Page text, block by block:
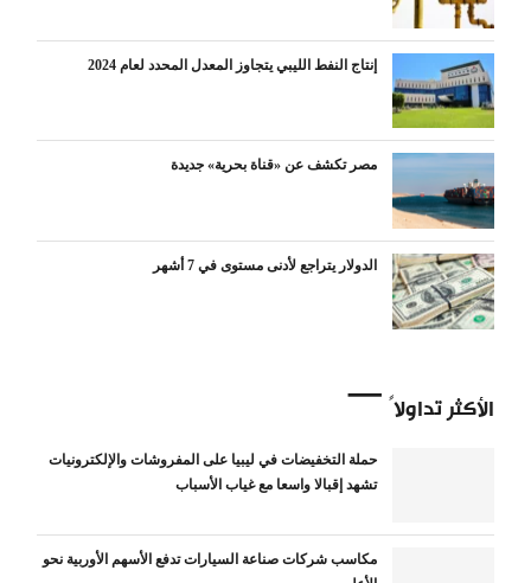
إنتاج النفط الليبي يتجاوز المعدل المحدد لعام 2024
مصر تكشف عن «قناة بحرية» جديدة
الدولار يتراجع لأدنى مستوى في 7 أشهر
الأكثر تداولاً
حملة التخفيضات في ليبيا على المفروشات والإلكترونيات
تشهد إقبالا واسعا مع غياب الأسباب
مكاسب شركات صناعة السيارات تدفع الأسهم الأوربية نحو